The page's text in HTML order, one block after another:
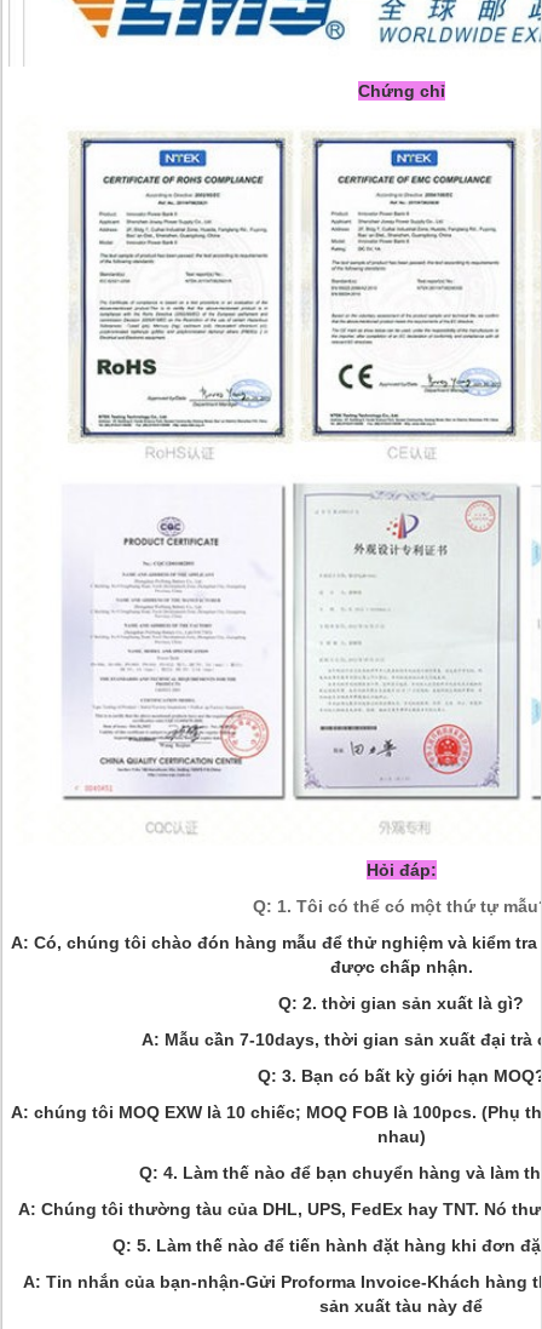
Chứng chỉ
Hỏi đáp:
Q: 1. Tôi có thể có một thứ tự
A: Có, chúng tôi chào đón hàng mẫu để thử nghiệm và kiểm
được chấp nhận.
Q: 2. thời gian sản xuất là gì?
A: Mẫu cần 7-10days, thời gian sản xuất đại trà
Q: 3. Bạn có bất kỳ giới hạn
A: chúng tôi MOQ EXW là 10 chiếc; MOQ FOB là 100pcs. (Phụ
nhau)
Q: 4. Làm thế nào để bạn chuyển hàng và làm
A: Chúng tôi thường tàu của DHL, UPS, FedEx hay TNT. Nó
Q: 5. Làm thế nào để tiến hành đặt hàng khi đơn
A: Tin nhắn của bạn-nhận-Gửi Proforma Invoice-Khách hàng
sản xuất tàu này để